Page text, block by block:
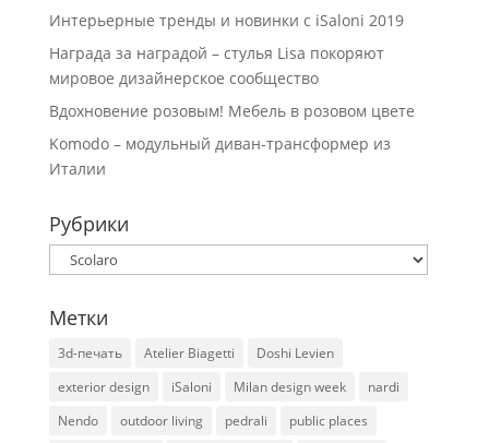
Интерьерные тренды и новинки с iSaloni 2019
Награда за наградой – стулья Lisa покоряют
мировое дизайнерское сообщество
Вдохновение розовым! Мебель в розовом цвете
Komodo – модульный диван-трансформер из
Италии
Рубрики
Рубрики
Метки
3d-печать Atelier Biagetti
Doshi Levien
exterior design
iSaloni Milan design week
nardi
Nendo
outdoor living pedrali
public places